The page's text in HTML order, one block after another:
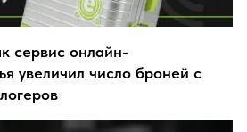
сервис онлайн-
увеличил число броней с